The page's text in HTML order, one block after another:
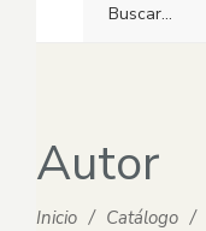
Autor
Inicio / Catálogo /